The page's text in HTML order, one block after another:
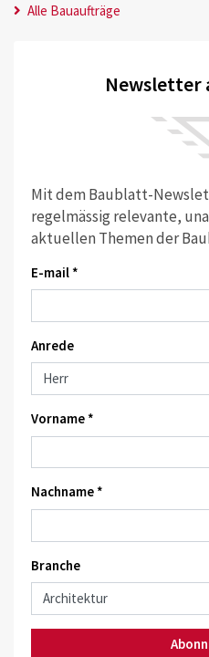
Alle Bauaufträge
Newsletter
Mit dem Baublatt-
regelmässig relevante,
aktuellen Themen der
E-mail *
Anrede
Vorname *
Nachname *
Branche